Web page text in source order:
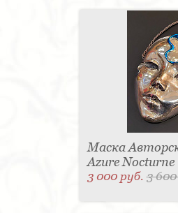
Маска
Azure Nocturne
3 000 руб.3